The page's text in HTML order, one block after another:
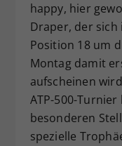
happy, hier
Draper, der
Position 18 um
Montag damit
aufscheinen
ATP-500-
besonderen
spezielle